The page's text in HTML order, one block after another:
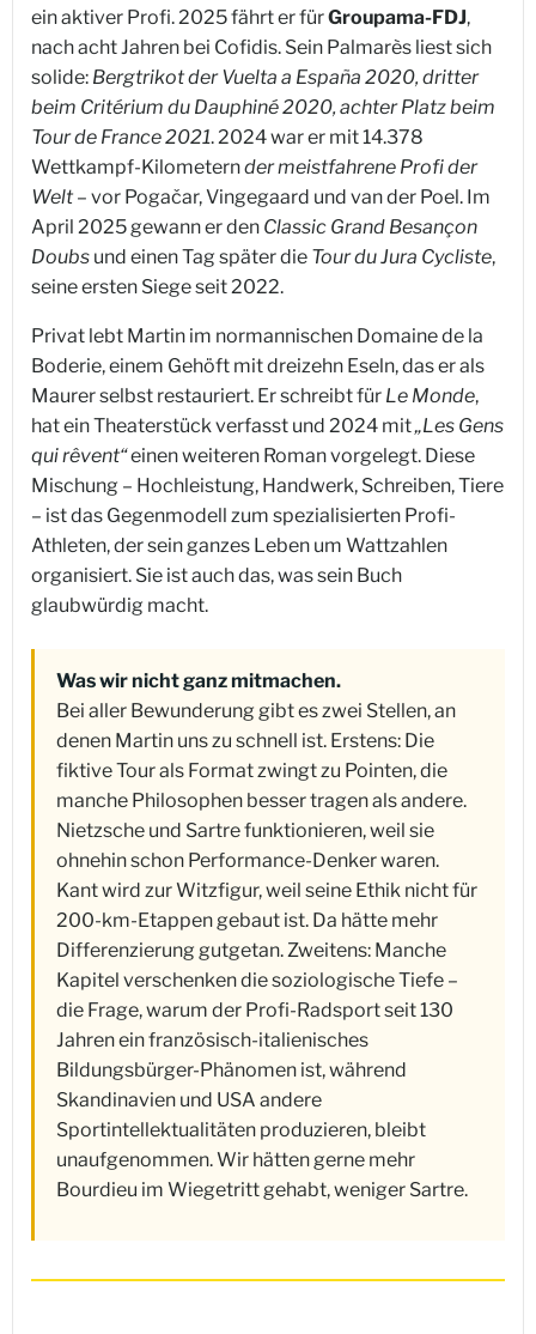
ein aktiver Profi. 2025 fährt er fürGroupama-FDJ,
nach acht Jahren bei Cofidis. Sein Palmarès liest sich
solide: Bergtrikot der Vuelta a España 2020, dritter
beim Critérium du Dauphiné 2020, achter Platz beim
Tour de France 2021. 2024 war er mit 14.378
Wettkampf-Kilometernder meistfahrene Profi der
Welt – vor Pogačar, Vingegaard und van der Poel. Im
April 2025 gewann er den Classic Grand Besançon
Doubs und einen Tag später die Tour du Jura Cycliste,
seine ersten Siege seit 2022.
Privat lebt Martin im normannischen Domaine de la
Boderie, einem Gehöft mit dreizehn Eseln, das er als
Maurer selbst restauriert. Er schreibt für Le Monde,
hat ein Theaterstück verfasst und 2024 mit„Les Gens
qui rêvent“einen weiteren Roman vorgelegt. Diese
Mischung – Hochleistung, Handwerk, Schreiben, Tiere
– ist das Gegenmodell zum spezialisierten Profi-
Athleten, der sein ganzes Leben um Wattzahlen
organisiert. Sie ist auch das, was sein Buch
glaubwürdig macht.
Was wir nicht ganz mitmachen.
Bei aller Bewunderung gibt es zwei Stellen, an
denen Martin uns zu schnell ist. Erstens: Die
fiktive Tour als Format zwingt zu Pointen, die
manche Philosophen besser tragen als andere.
Nietzsche und Sartre funktionieren, weil sie
ohnehin schon Performance-Denker waren.
Kant wird zur Witzfigur, weil seine Ethik nicht für
200-km-Etappen gebaut ist. Da hätte mehr
Differenzierung gutgetan. Zweitens: Manche
Kapitel verschenken die soziologische Tiefe –
die Frage, warum der Profi-Radsport seit 130
Jahren ein französisch-italienisches
Bildungsbürger-Phänomen ist, während
Skandinavien und USA andere
Sportintellektualitäten produzieren, bleibt
unaufgenommen. Wir hätten gerne mehr
Bourdieu im Wiegetritt gehabt, weniger Sartre.